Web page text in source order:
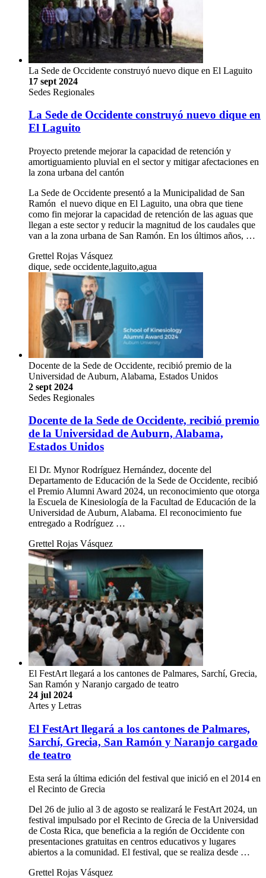
La Sede de Occidente construyó nuevo dique en El Laguito
17 sept 2024
Sedes Regionales
La Sede de Occidente construyó nuevo dique en
El Laguito
Proyecto pretende mejorar la capacidad de retención y
amortiguamiento pluvial en el sector y mitigar afectaciones en
la zona urbana del cantón
La Sede de Occidente presentó a la Municipalidad de San
Ramón el nuevo dique en El Laguito, una obra que tiene
como fin mejorar la capacidad de retención de las aguas que
llegan a este sector y reducir la magnitud de los caudales que
van a la zona urbana de San Ramón. En los últimos años, …
Grettel Rojas Vásquez
dique, sede occidente,laguito,agua
Docente de la Sede de Occidente, recibió premio de la
Universidad de Auburn, Alabama, Estados Unidos
2 sept 2024
Sedes Regionales
Docente de la Sede de Occidente, recibió premio
de la Universidad de Auburn, Alabama,
Estados Unidos
El Dr. Mynor Rodríguez Hernández, docente del
Departamento de Educación de la Sede de Occidente, recibió
el Premio Alumni Award 2024, un reconocimiento que otorga
la Escuela de Kinesiología de la Facultad de Educación de la
Universidad de Auburn, Alabama. El reconocimiento fue
entregado a Rodríguez …
Grettel Rojas Vásquez
El FestArt llegará a los cantones de Palmares, Sarchí, Grecia,
San Ramón y Naranjo cargado de teatro
24 jul 2024
Artes y Letras
El FestArt llegará a los cantones de Palmares,
Sarchí, Grecia, San Ramón y Naranjo cargado
de teatro
Esta será la última edición del festival que inició en el 2014 en
el Recinto de Grecia
Del 26 de julio al 3 de agosto se realizará le FestArt 2024, un
festival impulsado por el Recinto de Grecia de la Universidad
de Costa Rica, que beneficia a la región de Occidente con
presentaciones gratuitas en centros educativos y lugares
abiertos a la comunidad. El festival, que se realiza desde …
Grettel Rojas Vásquez